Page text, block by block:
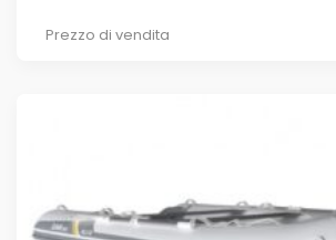
Prezzo di vendita